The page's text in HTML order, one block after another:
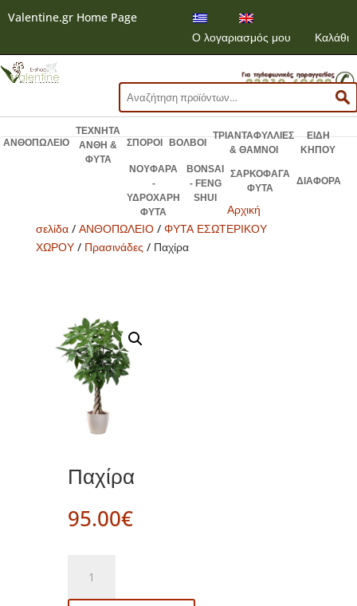
Valentine.gr Home Page
Ο λογαριασμός μου
Καλάθι
Αναζήτηση
για:
ΑΝΘΟΠΩΛΕΙΟ
ΤΕΧΝΗΤΑ
ΑΝΘΗ &
ΦΥΤΑ
ΣΠΟΡΟΙ ΒΟΛΒΟΙ
ΤΡΙΑΝΤΑΦΥΛΛΙΕΣ
& ΘΑΜΝΟΙ
ΕΙΔΗ
ΚΗΠΟΥ
ΝΟΥΦΑΡΑ
-
ΥΔΡΟΧΑΡΗ
ΦΥΤΑ
BONSAI
- FENG
SHUI
ΣΑΡΚΟΦΑΓΑ
ΦΥΤΑ
ΔΙΑΦΟΡΑ
Αρχική
σελίδα/ ΑΝΘΟΠΩΛΕΙΟ/ ΦΥΤΑ ΕΣΩΤΕΡΙΚΟΥ
ΧΩΡΟΥ/ Πρασινάδες / Παχίρα
Παχίρα
95.00€
ποσότητα